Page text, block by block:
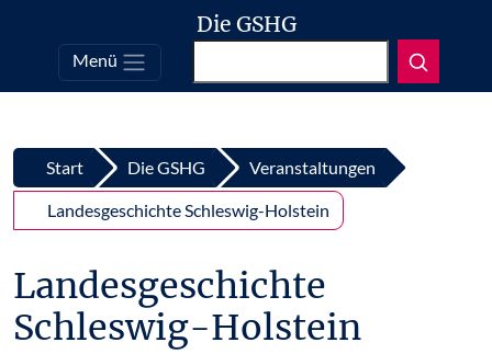
Top
Zum Inhalt springen
Die GSHG
Menü
Start Die GSHG Veranstaltungen
Landesgeschichte Schleswig-Holstein
Landesgeschichte
Schleswig-Holstein